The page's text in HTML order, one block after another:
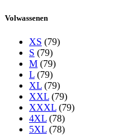
Volwassenen
XS (79)
S (79)
M (79)
L (79)
XL (79)
XXL (79)
XXXL (79)
4XL (78)
5XL (78)